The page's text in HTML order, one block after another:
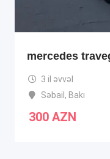
mercedes
3 il əvvəl
Səbail , Bakı
300 AZN